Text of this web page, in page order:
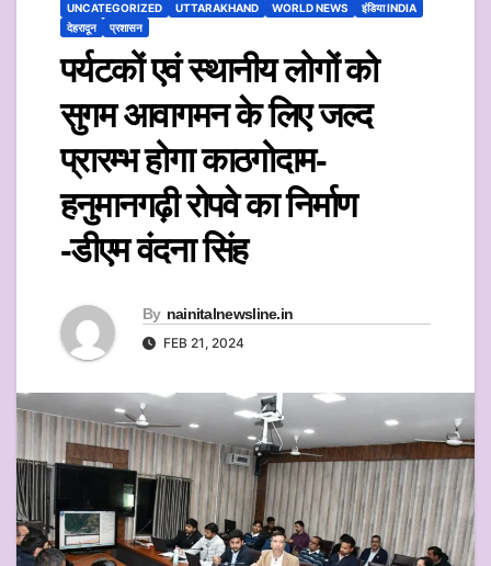
UNCATEGORIZED
UTTARAKHAND WORLD NEWS
इंडिया INDIA
देहरादून
प्रशासन
पर्यटकों एवं स्थानीय लोगों को
सुगम आवागमन के लिए जल्द
प्रारम्भ होगा काठगोदाम-
हनुमानगढ़ी रोपवे का निर्माण
-डीएम वंदना सिंह
By nainitalnewsline.in
FEB 21, 2024